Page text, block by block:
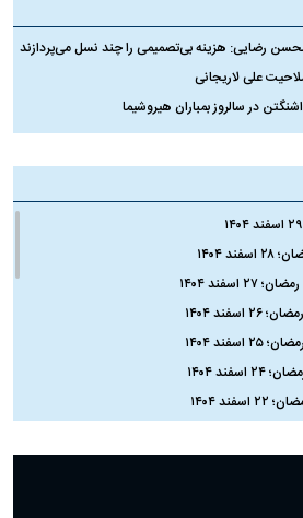
رضایی: هزینه بی‌تصمیمی را چند نسل می‌پردازند
علی لاریجانی
در سالروز بمباران هیروشیما
۱۴۰۴
۱۴۰۴
۱۴۰۴
۱۴۰۴
۱۴۰۴
۱۴۰۴
۱۴۰۴